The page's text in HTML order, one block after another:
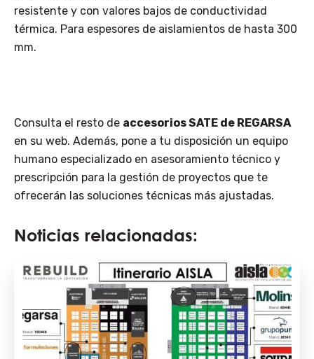
resistente y con valores bajos de conductividad
térmica. Para espesores de aislamientos de hasta 300
mm.
Consulta el resto de accesorios SATE de REGARSA
en su web. Además, pone a tu disposición un equipo
humano especializado en asesoramiento técnico y
prescripción para la gestión de proyectos que te
ofrecerán las soluciones técnicas más ajustadas.
Noticias relacionadas: